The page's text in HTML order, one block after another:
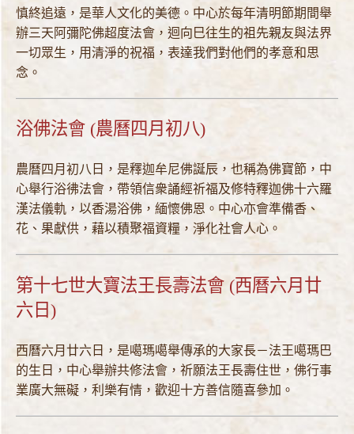
慎終追遠，是華人文化的美德。中心於每年清明節期間舉
辦三天阿彌陀佛超度法會，迴向巳往生的祖先親友與法界
一切眾生，用清淨的祝福，表達我們對他們的孝意和思
念。
浴佛法會 (農曆四月初八)
農曆四月初八日，是釋迦牟尼佛誕辰，也稱為佛寶節，中
心舉行浴彿法會，帶領信衆誦經祈福及修特釋迦佛十六羅
漢法儀軌，以香湯浴佛，緬懷佛恩。中心亦會準備香、
花、果獻供，藉以積聚福資糧，淨化社會人心。
第十七世大寶法王長壽法會 (西曆六月廿
六日)
西曆六月廿六日，是噶瑪噶舉傳承的大家長－法王噶瑪巴
的生日，中心舉辦共修法會，祈願法王長壽住世，佛行事
業廣大無礙，利樂有情，歡迎十方善信隨喜參加。